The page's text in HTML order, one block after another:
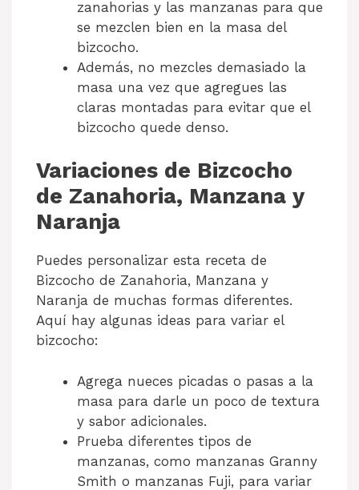
zanahorias y las manzanas para que
se mezclen bien en la masa del
bizcocho.
Además, no mezcles demasiado la
masa una vez que agregues las
claras montadas para evitar que el
bizcocho quede denso.
Variaciones de Bizcocho
de Zanahoria, Manzana y
Naranja
Puedes personalizar esta receta de
Bizcocho de Zanahoria, Manzana y
Naranja de muchas formas diferentes.
Aquí hay algunas ideas para variar el
bizcocho:
Agrega nueces picadas o pasas a la
masa para darle un poco de textura
y sabor adicionales.
Prueba diferentes tipos de
manzanas, como manzanas Granny
Smith o manzanas Fuji, para variar